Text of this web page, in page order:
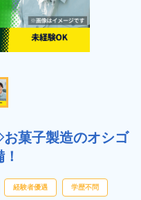
菓子製造のオシゴ
経験者優遇 学歴不問